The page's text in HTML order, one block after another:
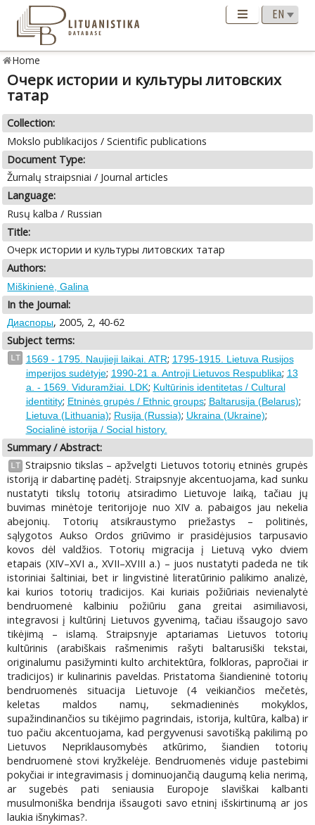
Home
Очерк истории и культуры литовских
татар
Collection:
Mokslo publikacijos / Scientific publications
Document Type:
Žurnalų straipsniai / Journal articles
Language:
Rusų kalba / Russian
Title:
Очерк истории и культуры литовских татар
Authors:
Miškinienė, Galina
In the Journal:
Диаспоры, 2005, 2, 40-62
Subject terms:
LT 1569 - 1795. Naujieji laikai. ATR; 1795-1915. Lietuva Rusijos
imperijos sudėtyje; 1990-21 a. Antroji Lietuvos Respublika; 13
a. - 1569. Viduramžiai. LDK; Kultūrinis identitetas / Cultural
identitity; Etninės grupės / Ethnic groups; Baltarusija (Belarus);
Lietuva (Lithuania); Rusija (Russia); Ukraina (Ukraine);
Socialinė istorija / Social history.
Summary / Abstract:
LT Straipsnio tikslas – apžvelgti Lietuvos totorių etninės grupės
istoriją ir dabartinę padėtį. Straipsnyje akcentuojama, kad sunku
nustatyti tikslų totorių atsiradimo Lietuvoje laiką, tačiau jų
buvimas minėtoje teritorijoje nuo XIV a. pabaigos jau nekelia
abejonių. Totorių atsikraustymo priežastys – politinės,
sąlygotos Aukso Ordos griūvimo ir prasidėjusios tarpusavio
kovos dėl valdžios. Totorių migracija į Lietuvą vyko dviem
etapais (XIV–XVI a., XVII–XVIII a.) – juos nustatyti padeda ne tik
istoriniai šaltiniai, bet ir lingvistinė literatūrinio palikimo analizė,
kai kurios totorių tradicijos. Kai kuriais požiūriais nevienalytė
bendruomenė kalbiniu požiūriu gana greitai asimiliavosi,
integravosi į kultūrinį Lietuvos gyvenimą, tačiau išsaugojo savo
tikėjimą – islamą. Straipsnyje aptariamas Lietuvos totorių
kultūrinis (arabiškais rašmenimis rašyti baltarusiški tekstai,
originalumu pasižyminti kulto architektūra, folkloras, papročiai ir
tradicijos) ir kulinarinis paveldas. Pristatoma šiandieninė totorių
bendruomenės situacija Lietuvoje (4 veikiančios mečetės,
keletas maldos namų, sekmadieninės mokyklos,
supažindinančios su tikėjimo pagrindais, istorija, kultūra, kalba) ir
tuo pačiu akcentuojama, kad pergyvenusi savotišką pakilimą po
Lietuvos Nepriklausomybės atkūrimo, šiandien totorių
bendruomenė stovi kryžkelėje. Bendruomenės viduje pastebimi
pokyčiai ir integravimasis į dominuojančią daugumą kelia nerimą,
ar sugebės pati seniausia Europoje slaviškai kalbanti
musulmoniška bendrija išsaugoti savo etninį išskirtinumą ar jos
laukia išnykimas?.